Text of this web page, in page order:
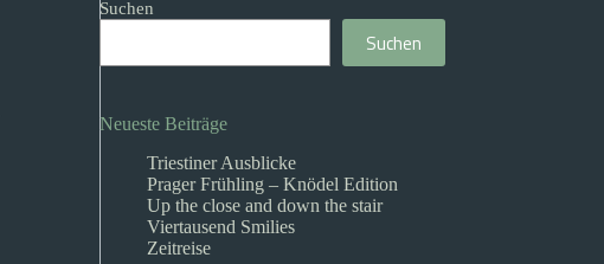
Suchen
Suchen
Neueste Beiträge
Triestiner Ausblicke
Prager Frühling – Knödel Edition
Up the close and down the stair
Viertausend Smilies
Zeitreise